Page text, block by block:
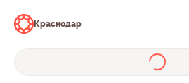
Краснодар